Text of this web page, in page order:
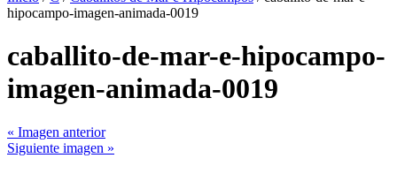
hipocampo-imagen-animada-0019
caballito-de-mar-e-hipocampo-
imagen-animada-0019
« Imagen anterior
Siguiente imagen »